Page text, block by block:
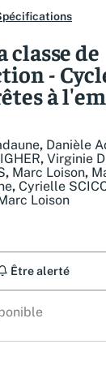
classe de
-
à
, Danièle
, Virginie
, Marc Loison,
,Cyrielle